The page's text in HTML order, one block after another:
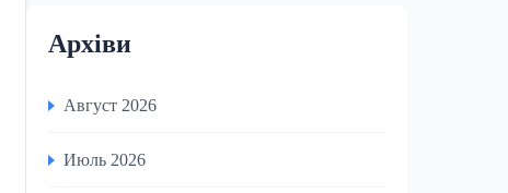
Архіви
Август 2026
Июль 2026